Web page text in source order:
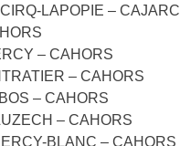
LAPOPIE – CAJARC
– CAHORS
– CAHORS
– CAHORS
– CAHORS
BLANC – CAHORS